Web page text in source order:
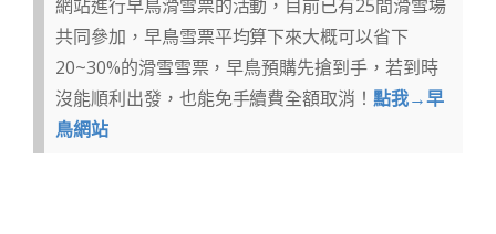
網站進行早鳥滑雪票的活動，目前已有25間滑雪場
共同參加，早鳥雪票平均算下來大概可以省下
20~30%的滑雪雪票，早鳥預購先搶到手，若到時
沒能順利出發，也能免手續費全額取消！點我→早
鳥網站